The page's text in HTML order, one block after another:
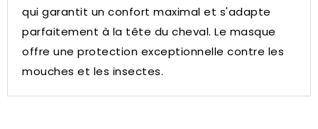
qui garantit un confort maximal et s'adapte
parfaitement à la tête du cheval. Le masque
offre une protection exceptionnelle contre les
mouches et les insectes.